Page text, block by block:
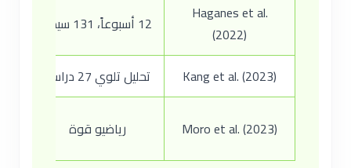
Haganes et al.
(2022)
12 أسبوعاً، 131 سيدة
Kang et al. (2023) تحليل تلوي 27 دراسة
Moro et al. (2023) رياضيو قوة